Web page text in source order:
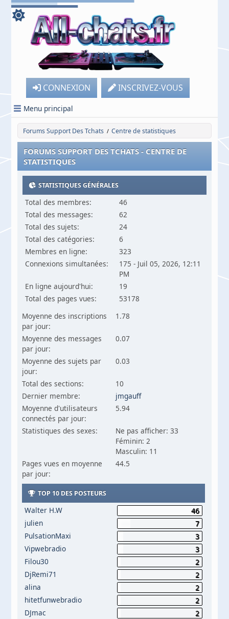
CONNEXION INSCRIVEZ-VOUS
Menu principal
Forums Support Des Tchats / Centre de statistiques
FORUMS SUPPORT DES TCHATS - CENTRE DE
STATISTIQUES
STATISTIQUES GÉNÉRALES
Total des membres:
46
Total des messages:
62
Total des sujets:
24
Total des catégories:
6
Membres en ligne:
323
Connexions simultanées:
175 - Juil 05, 2026, 12:11
PM
En ligne aujourd'hui:
19
Total des pages vues:
53178
Moyenne des inscriptions
par jour:
1.78
Moyenne des messages
par jour:
0.07
Moyenne des sujets par
jour:
0.03
Total des sections:
10
Dernier membre:
jmgauff
Moyenne d'utilisateurs
connectés par jour:
5.94
Statistiques des sexes:
Ne pas afficher: 33
Féminin: 2
Masculin: 11
Pages vues en moyenne
par jour:
44.5
TOP 10 DES POSTEURS
Walter H.W
46
julien
7
PulsationMaxi
3
Vipwebradio
3
Filou30
2
DjRemi71
2
alina
2
hitetfunwebradio
2
DJmac
2